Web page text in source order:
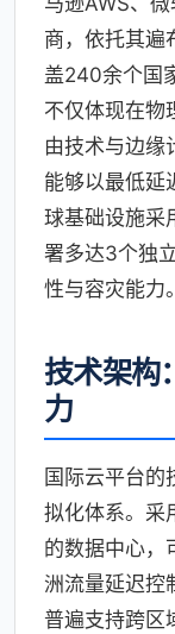
商，依托其遍
盖240余个国
不仅体现在物
由技术与边缘
能够以最低延
球基础设施采
署多达3个独
性与容灾能力。
技术架构
力
国际云平台的
拟化体系。采
的数据中心，
洲流量延迟控
普遍支持跨区